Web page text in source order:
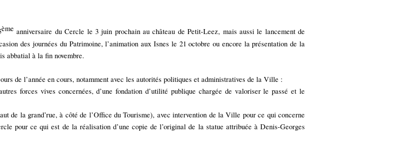
ème anniversaire du Cercle le 3 juin prochain au château de Petit-Leez, mais aussi le lancement de
des journées du Patrimoine, l’animation aux Isnes le 21 octobre ou encore la présentation de la
abbatial à la fin novembre.
de l’année en cours, notamment avec les autorités politiques et administratives de la Ville :
forces vives concernées, d’une fondation d’utilité publique chargée de valoriser le passé et le
de la grand’rue, à côté de l’Office du Tourisme), avec intervention de la Ville pour ce qui concerne
pour ce qui est de la réalisation d’une copie de l’original de la statue attribuée à Denis-Georges